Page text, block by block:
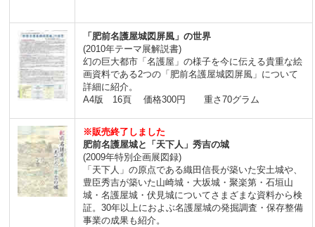
「肥前名護屋城図屏風」の世界
(2010年テーマ展解説書)
幻の巨大都市「名護屋」の様子を今に伝える貴重な絵
画資料である2つの「肥前名護屋城図屏風」について
詳細に紹介。
A4版 16頁 価格300円 重さ70グラム
※販売終了しました
肥前名護屋城と「天下人」秀吉の城
(2009年特別企画展図録)
「天下人」の原点である織田信長が築いた安土城や、
豊臣秀吉が築いた山崎城・大坂城・聚楽第・石垣山
城・名護屋城・伏見城についてさまざまな資料から検
証。30年以上におよぶ名護屋城の発掘調査・保存整備
事業の成果も紹介。